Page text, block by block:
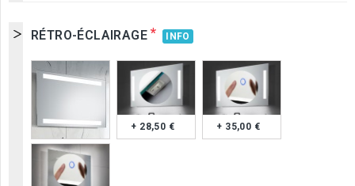
RÉTRO-ÉCLAIRAGE* INFO
+ 28,50 € + 35,00 €